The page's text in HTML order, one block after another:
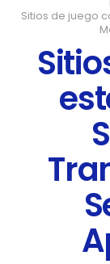
Sitios de juego